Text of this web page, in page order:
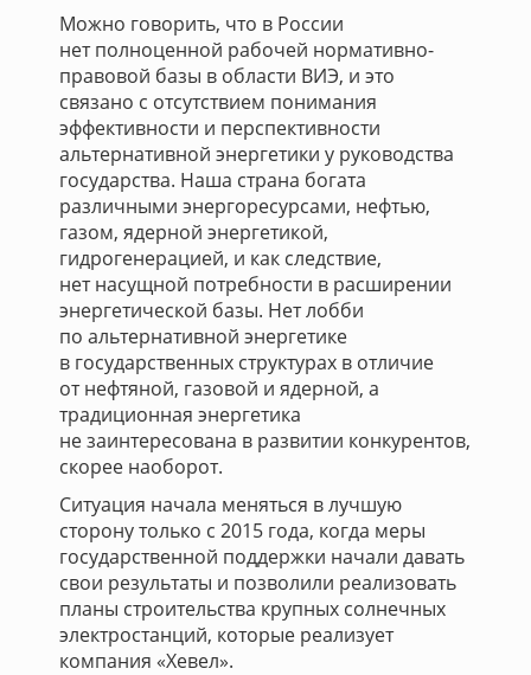
Можно говорить, что в России
нет полноценной рабочей нормативно-
правовой базы в области ВИЭ, и это
связано с отсутствием понимания
эффективности и перспективности
альтернативной энергетики у руководства
государства. Наша страна богата
различными энергоресурсами, нефтью,
газом, ядерной энергетикой,
гидрогенерацией, и как следствие,
нет насущной потребности в расширении
энергетической базы. Нет лобби
по альтернативной энергетике
в государственных структурах в отличие
от нефтяной, газовой и ядерной, а
традиционная энергетика
не заинтересована в развитии конкурентов,
скорее наоборот.
Ситуация начала меняться в лучшую
сторону только с 2015 года, когда меры
государственной поддержки начали давать
свои результаты и позволили реализовать
планы строительства крупных солнечных
электростанций, которые реализует
компания «Хевел».